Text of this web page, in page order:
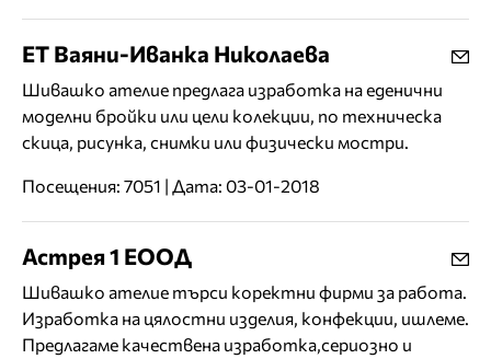
ЕТ Ваяни-Иванка Николаева
Шивашко ателие предлага изработка на еденични
моделни бройки или цели колекции, по техническа
скица, рисунка, снимки или физически мостри.
Посещения: 7051 | Дата: 03-01-2018
Астрея 1 ЕООД
Шивашко ателие търси коректни фирми за работа.
Изработка на цялостни изделия, конфекции, ишлеме.
Предлагаме качествена изработка,сериозно и